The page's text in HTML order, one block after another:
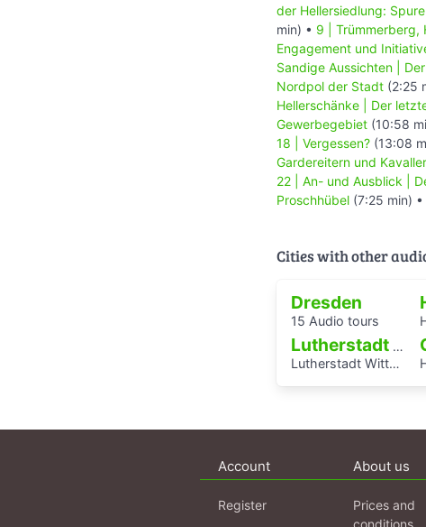
der Hellersiedlung:
min) • 9 | Trümmerberg,
Engagement und
Sandige Aussichten |
Nordpol der Stadt (2:25
Hellerschänke | Der
Gewerbegebiet (10:58
18 | Vergessen? (13:08
Gardereitern und
22 | An- und Ausblick |
Proschhübel (7:25 min) •
Cities with other
Dresden
15 Audio tours
Lutherstadt Wittenberg
Lutherstadt Wittenberg
Account
Register
About us
Prices and
conditions